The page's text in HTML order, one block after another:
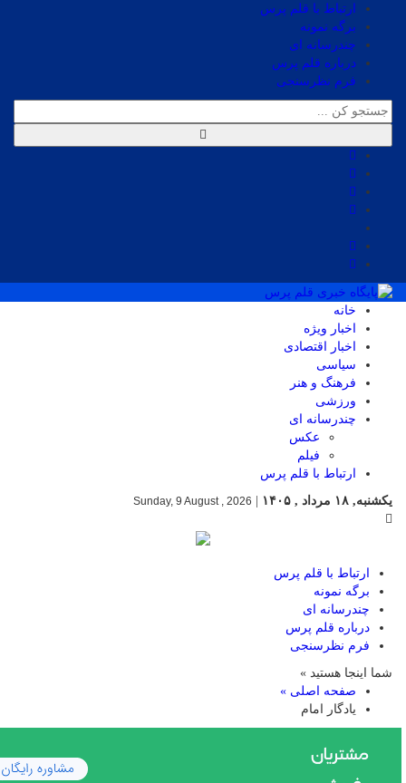
ارتباط با قلم پرس
برگه نمونه
چندرسانه ای
درباره قلم پرس
فرم نظرسنجی
خانه
اخبار ویژه
اخبار اقتصادی
سیاسی
فرهنگ و هنر
ورزشی
چندرسانه ای
عکس
فیلم
ارتباط با قلم پرس
یکشنبه, ۱۸ مرداد , ۱۴۰۵
Sunday, 9 August , 2026
ارتباط با قلم پرس
برگه نمونه
چندرسانه ای
درباره قلم پرس
فرم نظرسنجی
شما اینجا هستید »
صفحه اصلی »
یادگار امام